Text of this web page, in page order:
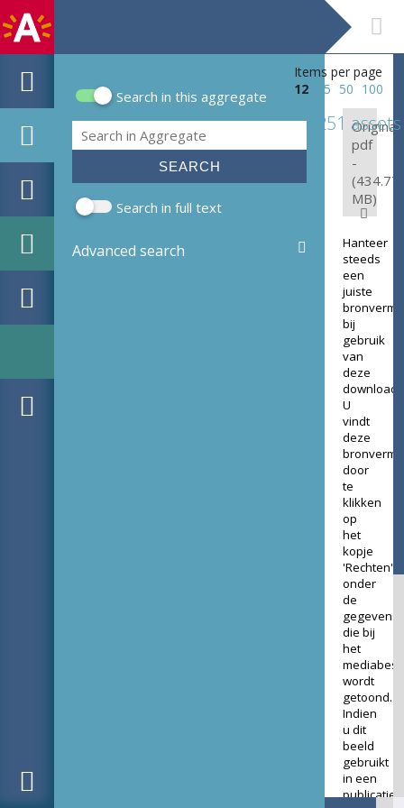
Search form
Search in this aggregate
Search
Search in full text
Advanced search
Items per page
12
25 50 100
251 assets
Original:
pdf
-
(434.77
MB)
Hanteer
steeds
een
juiste
bij
gebruik
van
deze
download.
U
vindt
deze
door
te
klikken
op
het
kopje
'Rechten'
onder
de
gegevens
die bij
het
wordt
getoond.
Indien
u dit
beeld
gebruikt
in een
publicatie,